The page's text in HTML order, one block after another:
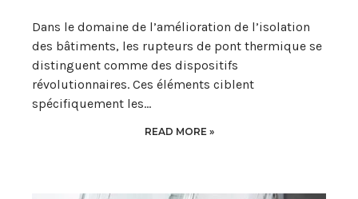
Dans le domaine de l’amélioration de l’isolation
des bâtiments, les rupteurs de pont thermique se
distinguent comme des dispositifs
révolutionnaires. Ces éléments ciblent
spécifiquement les…
READ MORE »